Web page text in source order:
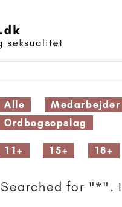
Alle Medarbejder
Ordbogsopslag
11+ 15+ 18+
Searched for "*". i